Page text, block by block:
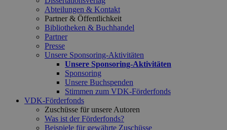
Abteilungen & Kontakt
Partner & Öffentlichkeit
Bibliotheken & Buchhandel
Partner
Presse
Unsere Sponsoring-Aktivitäten
Unsere Sponsoring-Aktivitäten
Sponsoring
Unsere Buchspenden
Stimmen zum VDK-Förderfonds
VDK-Förderfonds
Zuschüsse für unsere Autoren
Was ist der Förderfonds?
Beispiele für gewährte Zuschüsse